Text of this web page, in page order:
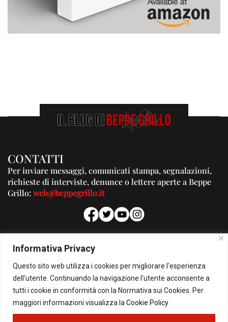
Informativa Privacy
Questo sito web utilizza i cookies per migliorare l'esperienza
dell'utente. Continuando la navigazione l'utente acconsente a
tutti i cookie in conformità con la Normativa sui Cookies. Per
maggiori informazioni visualizza la Cookie Policy
CONTATTI
Per inviare messaggi, comunicati stampa, segnalazioni,
richieste di interviste, denunce o lettere aperte a Beppe
Grillo:web@beppegrillo.it
PUBBLICITA'
Per la tua pubblicità su questo Blog:
pubblicita@beppegrillo.it